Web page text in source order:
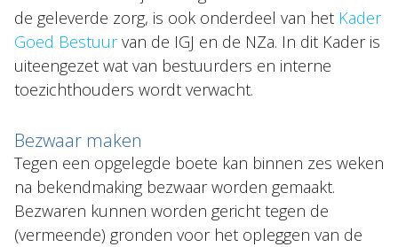
de geleverde zorg, is ook onderdeel van het Kader
Goed Bestuurvan de IGJ en de NZa. In dit Kader is
uiteengezet wat van bestuurders en interne
toezichthouders wordt verwacht.
Bezwaar maken
Tegen een opgelegde boete kan binnen zes weken
na bekendmaking bezwaar worden gemaakt.
Bezwaren kunnen worden gericht tegen de
(vermeende) gronden voor het opleggen van de